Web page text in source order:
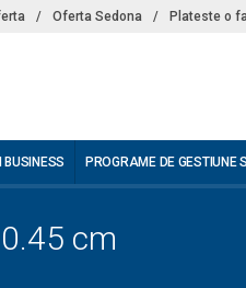
/ Oferta Sedona / Plateste o
BUSINESS PROGRAME DE GESTIUNE
cm